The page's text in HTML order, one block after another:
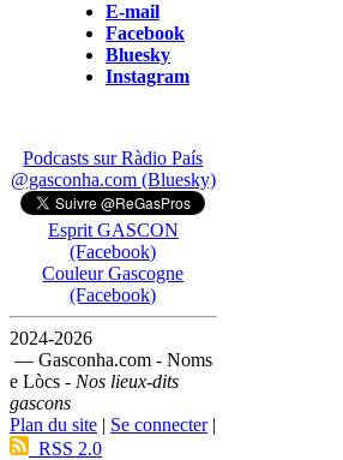
E-mail
Facebook
Bluesky
Instagram
Podcasts sur Ràdio País
@gasconha.com (Bluesky)
Esprit GASCON
(Facebook)
Couleur Gascogne
(Facebook)
2024-2026
— Gasconha.com - Noms
e Lòcs - Nos lieux-dits
gascons
Plan du site | Se connecter|
RSS 2.0